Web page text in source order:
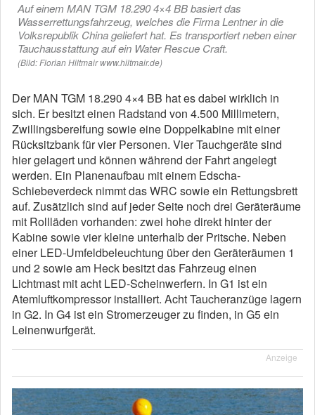
Auf einem MAN TGM 18.290 4×4 BB basiert das
Wasserrettungsfahrzeug, welches die Firma Lentner in die
Volksrepublik China geliefert hat. Es transportiert neben einer
Tauchausstattung auf ein Water Rescue Craft.
(Bild: Florian Hiltmair www.hiltmair.de)
Der MAN TGM 18.290 4×4 BB hat es dabei wirklich in
sich. Er besitzt einen Radstand von 4.500 Millimetern,
Zwillingsbereifung sowie eine Doppelkabine mit einer
Rücksitzbank für vier Personen. Vier Tauchgeräte sind
hier gelagert und können während der Fahrt angelegt
werden. Ein Planenaufbau mit einem Edscha-
Schiebeverdeck nimmt das WRC sowie ein Rettungsbrett
auf. Zusätzlich sind auf jeder Seite noch drei Geräteräume
mit Rollläden vorhanden: zwei hohe direkt hinter der
Kabine sowie vier kleine unterhalb der Pritsche. Neben
einer LED-Umfeldbeleuchtung über den Geräteräumen 1
und 2 sowie am Heck besitzt das Fahrzeug einen
Lichtmast mit acht LED-Scheinwerfern. In G1 ist ein
Atemluftkompressor installiert. Acht Taucheranzüge lagern
in G2. In G4 ist ein Stromerzeuger zu finden, in G5 ein
Leinenwurfgerät.
Anzeige